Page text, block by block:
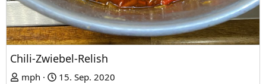
Chili-Zwiebel-Relish
mph 15. Sep. 2020